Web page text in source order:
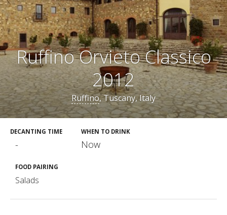
Ruffino Orvieto Classico
2012
Ruffino, Tuscany, Italy
DECANTING TIME
-
WHEN TO DRINK
Now
FOOD PAIRING
Salads